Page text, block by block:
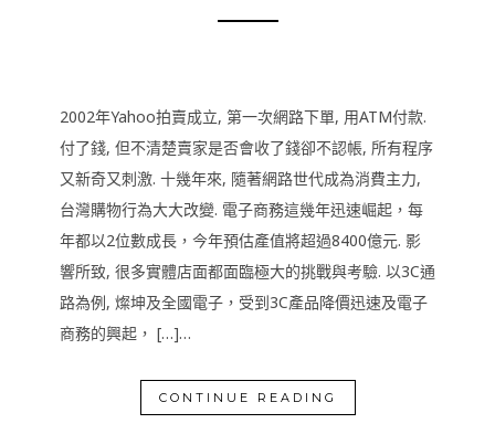
2002年Yahoo拍賣成立, 第一次網路下單, 用ATM付款.
付了錢, 但不清楚賣家是否會收了錢卻不認帳, 所有程序
又新奇又刺激. 十幾年來, 隨著網路世代成為消費主力,
台灣購物行為大大改變. 電子商務這幾年迅速崛起，每
年都以2位數成長，今年預估產值將超過8400億元. 影
響所致, 很多實體店面都面臨極大的挑戰與考驗. 以3C通
路為例, 燦坤及全國電子，受到3C產品降價迅速及電子
商務的興起， […]…
CONTINUE READING